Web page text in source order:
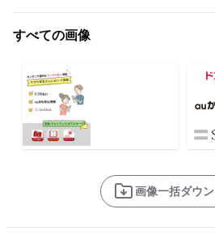
すべての画像
画像一括ダウ